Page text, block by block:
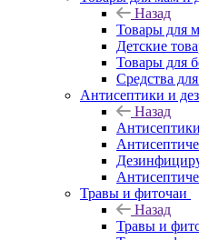
Назад
Товары для
Детские
Товары для
Средства
Антисептики и
Назад
Травы и фиточаи
Назад
Травы и